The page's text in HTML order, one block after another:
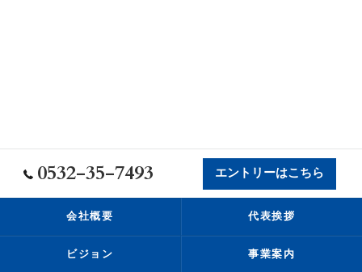
0532-35-7493 エントリーはこちら
会社概要 代表挨拶
ビジョン 事業案内